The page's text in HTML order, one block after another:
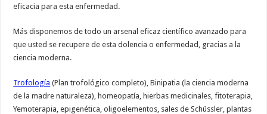
eficacia para esta enfermedad.
Más disponemos de todo un arsenal eficaz científico avanzado para
que usted se recupere de esta dolencia o enfermedad, gracias a la
ciencia moderna.
Trofología (Plan trofológico completo), Binipatia (la ciencia moderna
de la madre naturaleza), homeopatía, hierbas medicinales, fitoterapia,
Yemoterapia, epigenética, oligoelementos, sales de Schüssler, plantas